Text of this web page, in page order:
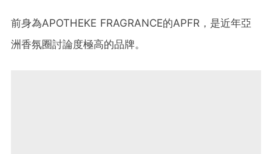
前身為APOTHEKE FRAGRANCE的APFR，是近年亞
洲香氛圈討論度極高的品牌。